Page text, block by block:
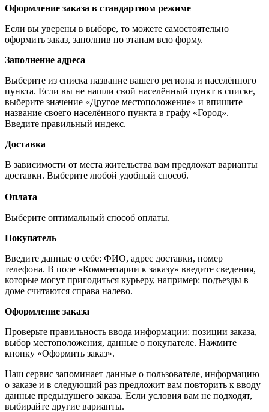
Оформление заказа в стандартном режиме
Если вы уверены в выборе, то можете самостоятельно
оформить заказ, заполнив по этапам всю форму.
Заполнение адреса
Выберите из списка название вашего региона и населённого
пункта. Если вы не нашли свой населённый пункт в списке,
выберите значение «Другое местоположение» и впишите
название своего населённого пункта в графу «Город».
Введите правильный индекс.
Доставка
В зависимости от места жительства вам предложат варианты
доставки. Выберите любой удобный способ.
Оплата
Выберите оптимальный способ оплаты.
Покупатель
Введите данные о себе: ФИО, адрес доставки, номер
телефона. В поле «Комментарии к заказу» введите сведения,
которые могут пригодиться курьеру, например: подъезды в
доме считаются справа налево.
Оформление заказа
Проверьте правильность ввода информации: позиции заказа,
выбор местоположения, данные о покупателе. Нажмите
кнопку «Оформить заказ».
Наш сервис запоминает данные о пользователе, информацию
о заказе и в следующий раз предложит вам повторить к вводу
данные предыдущего заказа. Если условия вам не подходят,
выбирайте другие варианты.